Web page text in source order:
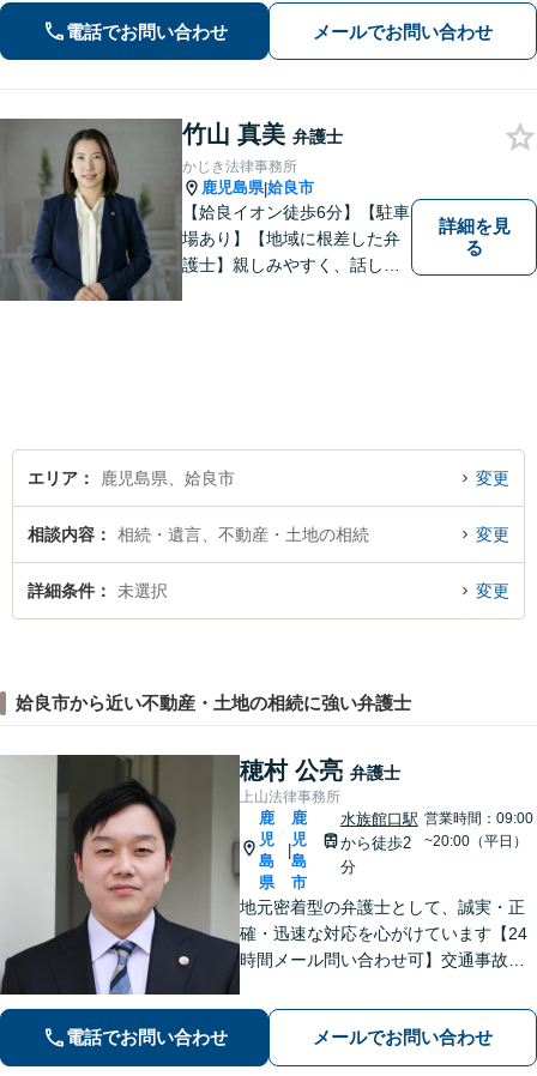
の返済に追われる自転車操業状態の方
もご相談ください」【休日・夜間相談
電話でお問い合わせ メールでお問い合わせ
竹山 真美 弁護士
かじき法律事務所
鹿児島県|姶良市
【姶良イオン徒歩6分】【駐車
場あり】【地域に根差した弁
護士】親しみやすく、話しや
詳細を見
る
エリア 鹿児島県、姶良市 変更
相談内容 相続・遺言、不動産・土地の相続 変更
詳細条件 未選択 変更
姶良市から近い不動産・土地の相続に強い弁護士
穂村 公亮 弁護士
上山法律事務所
鹿
児
島
県
|
鹿
児
島
市
水族館口駅
から徒歩2
分
営業時間：09:00
~20:00（平日）
地元密着型の弁護士として、誠実・正
確・迅速な対応を心がけています【24
時間メール問い合わせ可】交通事故／
幅広く対応。新しい人生のスタートを
切るお手伝いをします【市電水族館口
駅2分】【完全個室】
電話でお問い合わせ メールでお問い合わせ